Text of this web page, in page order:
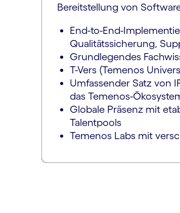
Bereitstellung von
End-to-End-
Qualitätssicherung,
Grundlegendes
T-Vers (Temenos
Umfassender Satz von
das Temenos-
Globale Präsenz mit
Talentpools
Temenos Labs mit